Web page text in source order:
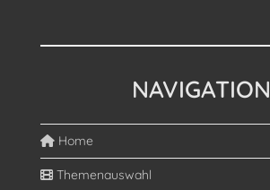
NAVIGATION
Home
Themenauswahl